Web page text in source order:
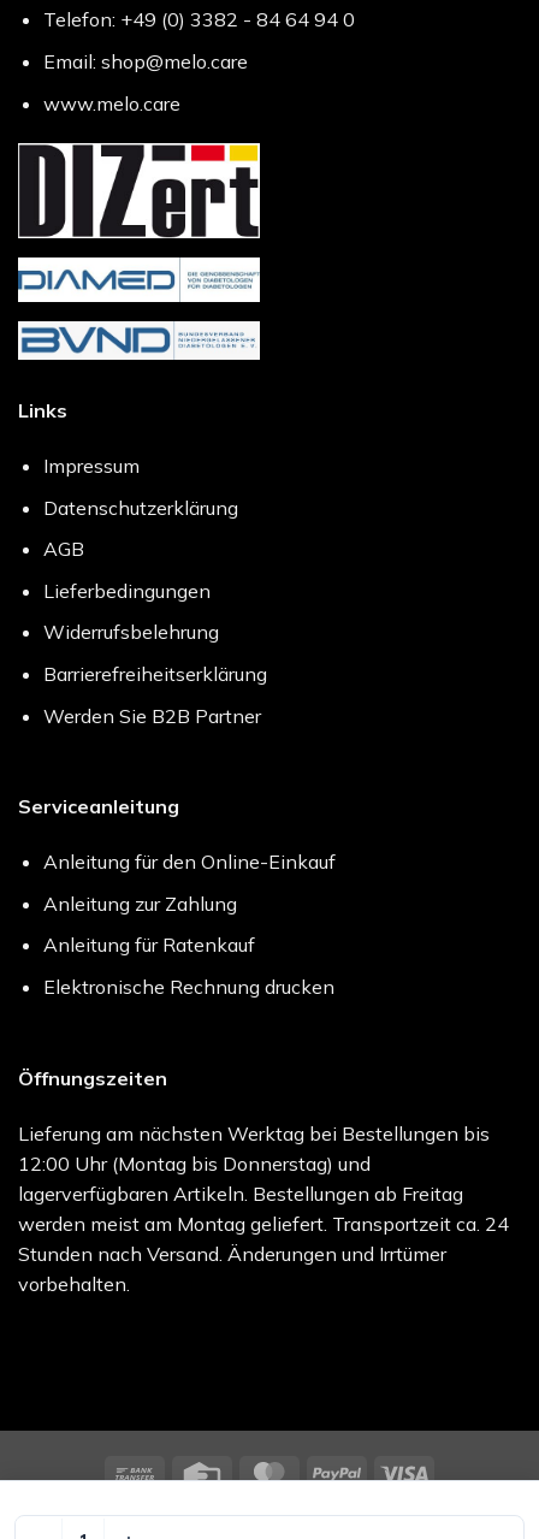
Telefon: +49 (0) 3382 - 84 64 94 0
Email: shop@melo.care
www.melo.care
Links
Impressum
Datenschutzerklärung
AGB
Lieferbedingungen
Widerrufsbelehrung
Barrierefreiheitserklärung
Werden Sie B2B Partner
Serviceanleitung
Anleitung für den Online-Einkauf
Anleitung zur Zahlung
Anleitung für Ratenkauf
Elektronische Rechnung drucken
Öffnungszeiten
Lieferung am nächsten Werktag bei Bestellungen bis
12:00 Uhr (Montag bis Donnerstag) und
lagerverfügbaren Artikeln. Bestellungen ab Freitag
werden meist am Montag geliefert. Transportzeit ca. 24
Stunden nach Versand. Änderungen und Irrtümer
vorbehalten.
Bank
Credit
MasterCardPayPal
melocare GmbH - Online Shop | Besuchen Sie uns unter